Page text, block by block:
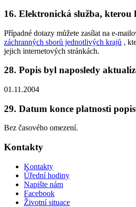
16. Elektronická služba, kterou
Případné dotazy můžete zasílat na e-
záchranných sborů jednotlivých krajů ,
jejich internetových stránkách.
28. Popis byl naposledy
01.11.2004
29. Datum konce platnosti
Bez časového omezení.
Kontakty
Kontakty
Úřední hodiny
Napište nám
Facebook
Životní situace